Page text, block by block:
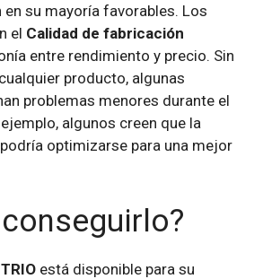
en su mayoría favorables. Los
el Calidad de fabricación
entre rendimiento y precio. Sin
producto, algunas
problemas menores durante el
algunos creen que la
optimizarse para una mejor
está disponible para su